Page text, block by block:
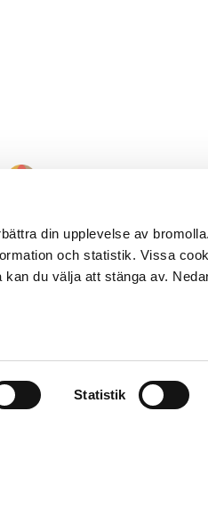
din upplevelse av
och statistik. Vissa
du välja att stänga av.
Statistik